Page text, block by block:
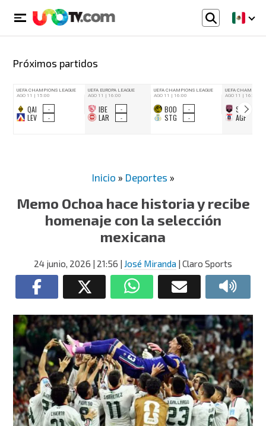
Próximos partidos
Inicio » Deportes »
Memo Ochoa hace historia y recibe
homenaje con la selección
mexicana
24 junio, 2026 | 21:56 | José Miranda | Claro Sports